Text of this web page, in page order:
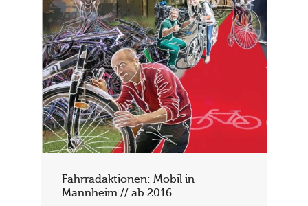
Fahrradaktionen: Mobil in
Mannheim // ab 2016